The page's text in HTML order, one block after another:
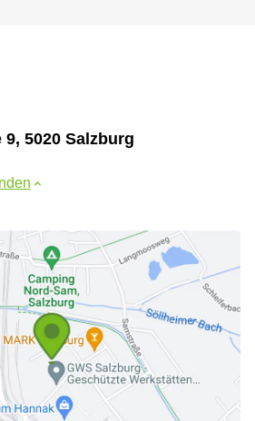
5020 Salzburg